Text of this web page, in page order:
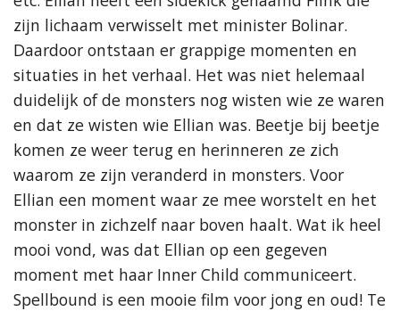
zijn lichaam verwisselt met minister Bolinar.
Daardoor ontstaan er grappige momenten en
situaties in het verhaal. Het was niet helemaal
duidelijk of de monsters nog wisten wie ze waren
en dat ze wisten wie Ellian was. Beetje bij beetje
komen ze weer terug en herinneren ze zich
waarom ze zijn veranderd in monsters. Voor
Ellian een moment waar ze mee worstelt en het
monster in zichzelf naar boven haalt. Wat ik heel
mooi vond, was dat Ellian op een gegeven
moment met haar Inner Child communiceert.
Spellbound is een mooie film voor jong en oud! Te